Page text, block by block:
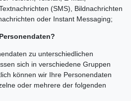
(SMS), Bildnachrichten
oder Instant Messaging;
zu unterschiedlichen
sich in verschiedene Gruppen
können wir Ihre Personendaten
oder mehrere der folgenden